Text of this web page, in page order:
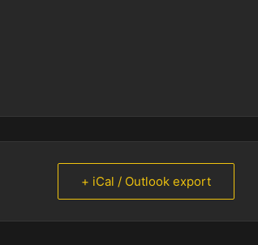
+ iCal / Outlook export